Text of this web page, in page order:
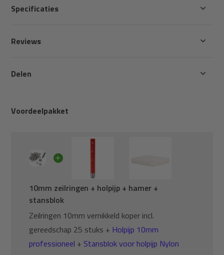
Voordeelpakket
10mm zeilringen + holpijp + hamer +
stansblok
Zeilringen 10mm vernikkeld koper incl.
gereedschap 25 stuks + Holpijp 10mm
professioneel + Stansblok voor holpijp Nylon
Specificaties
Reviews
Delen